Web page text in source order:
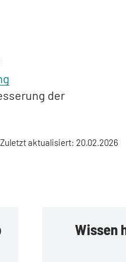
der
Zuletzt aktualisiert: 20.02.2026
Wissen